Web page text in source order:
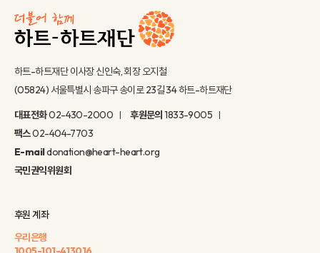
하트-하트재단 이사장 신인숙, 회장 오지철
(05824) 서울특별시 송파구 송이로 23길 34 하트-하트재단
대표전화02-430-2000 후원문의1833-9005
팩스02-404-7703
E-maildonation@heart-heart.org
국민권익위원회
후원 계좌
우리은행